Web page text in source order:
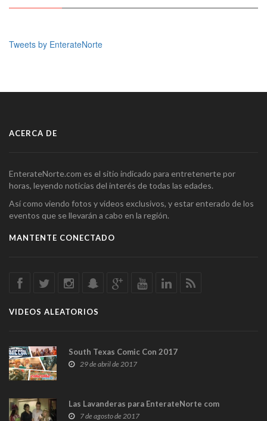
Tweets by EnterateNorte
ACERCA DE
EnterateNorte.com es el sitio indicado para entretenerte por
horas, leyendo noticias del interés de todas las edades.
Así como viendo fotos y videos exclusivos, y estar enterado de los
eventos que se llevarán a cabo en la región.
MANTENTE CONECTADO
VIDEOS ALEATORIOS
South Texas Comic Con 2017
29 de abril de 2017
Las Lavanderas para EnterateNorte com
7 de agosto de 2017